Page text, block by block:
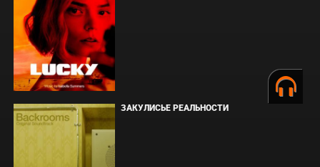
ЗАКУЛИСЬЕ РЕАЛЬНОСТИ